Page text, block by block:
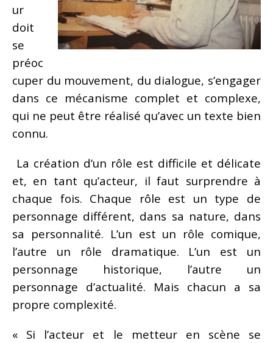
ur
doit
se
préoc
cuper du mouvement, du dialogue, s’engager
dans ce mécanisme complet et complexe,
qui ne peut être réalisé qu’avec un texte bien
connu.
La création d’un rôle est difficile et délicate
et, en tant qu’acteur, il faut surprendre à
chaque fois. Chaque rôle est un type de
personnage différent, dans sa nature, dans
sa personnalité. L’un est un rôle comique,
l’autre un rôle dramatique. L’un est un
personnage historique, l’autre un
personnage d’actualité. Mais chacun a sa
propre complexité.
« Si l’acteur et le metteur en scène se